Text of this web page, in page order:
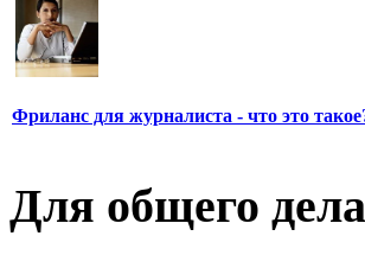
Фриланс для журналиста - что это
Для общего